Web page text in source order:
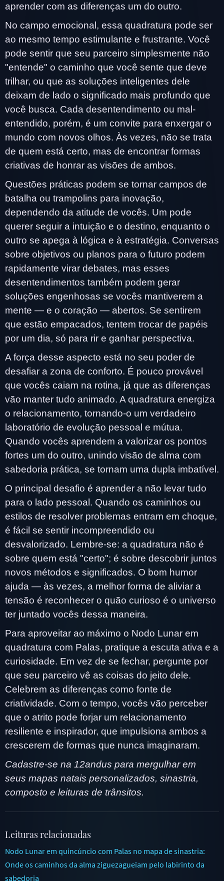
aprender com as diferenças um do outro.
No campo emocional, essa quadratura pode ser
ao mesmo tempo estimulante e frustrante. Você
pode sentir que seu parceiro simplesmente não
"entende" o caminho que você sente que deve
trilhar, ou que as soluções inteligentes dele
deixam de lado o significado mais profundo que
você busca. Cada desentendimento ou mal-
entendido, porém, é um convite para enxergar o
mundo com novos olhos. Às vezes, não se trata
de quem está certo, mas de encontrar formas
criativas de honrar as visões de ambos.
Questões práticas podem se tornar campos de
batalha ou trampolins para inovação,
dependendo da atitude de vocês. Um pode
querer seguir a intuição e o destino, enquanto o
outro se apega à lógica e à estratégia. Conversas
sobre objetivos ou planos para o futuro podem
rapidamente virar debates, mas esses
desentendimentos também podem gerar
soluções engenhosas se vocês mantiverem a
mente — e o coração — abertos. Se sentirem
que estão empacados, tentem trocar de papéis
por um dia, só para rir e ganhar perspectiva.
A força desse aspecto está no seu poder de
desafiar a zona de conforto. É pouco provável
que vocês caiam na rotina, já que as diferenças
vão manter tudo animado. A quadratura energiza
o relacionamento, tornando-o um verdadeiro
laboratório de evolução pessoal e mútua.
Quando vocês aprendem a valorizar os pontos
fortes um do outro, unindo visão de alma com
sabedoria prática, se tornam uma dupla imbatível.
O principal desafio é aprender a não levar tudo
para o lado pessoal. Quando os caminhos ou
estilos de resolver problemas entram em choque,
é fácil se sentir incompreendido ou
desvalorizado. Lembre-se: a quadratura não é
sobre quem está "certo"; é sobre descobrir juntos
novos métodos e significados. O bom humor
ajuda — às vezes, a melhor forma de aliviar a
tensão é reconhecer o quão curioso é o universo
ter juntado vocês dessa maneira.
Para aproveitar ao máximo o Nodo Lunar em
quadratura com Palas, pratique a escuta ativa e a
curiosidade. Em vez de se fechar, pergunte por
que seu parceiro vê as coisas do jeito dele.
Celebrem as diferenças como fonte de
criatividade. Com o tempo, vocês vão perceber
que o atrito pode forjar um relacionamento
resiliente e inspirador, que impulsiona ambos a
crescerem de formas que nunca imaginaram.
Cadastre-se na 12andus para mergulhar em
seus mapas natais personalizados, sinastria,
composto e leituras de trânsitos.
Leituras relacionadas
Nodo Lunar em quincúncio com Palas no mapa de sinastria:
Onde os caminhos da alma ziguezagueiam pelo labirinto da
sabedoria